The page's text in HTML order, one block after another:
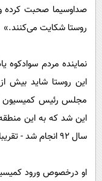
صداوسیما صحبت کرده
روستا شکایت می‌کنند.»
نماینده مردم سوادکوه
مجلس رئیس کمیسیون
این شد که به این
‌سال ٩٢ انجام شد - تقریبا اوضاع در این قسمت آرام است.»
او درخصوص ورود